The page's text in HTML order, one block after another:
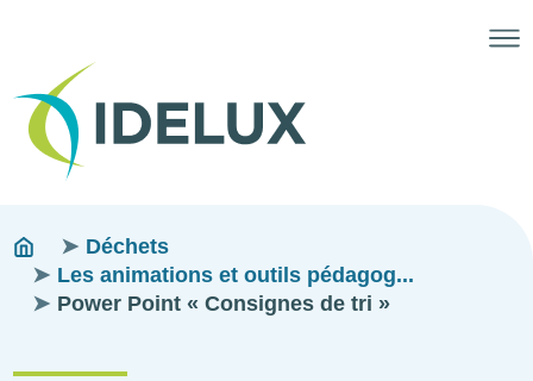
Fils
d'ariane
You
are
here:
Déchets
Les animations et outils pédagog...
Power Point « Consignes de tri »